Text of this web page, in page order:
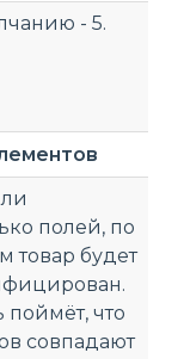
- 5.
полей, по
товар будет
поймёт, что
совпадают